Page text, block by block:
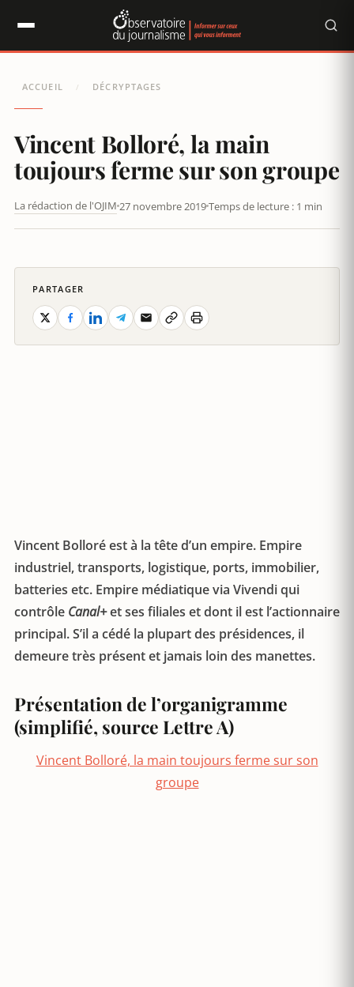
ACCUEIL / DÉCRYPTAGES
Vincent Bolloré, la main
toujours ferme sur son groupe
La rédaction de l'OJIM 27 novembre 2019Temps de lecture : 1 min
Vincent Bolloré est à la tête d’un empire. Empire
industriel, transports, logistique, ports, immobilier,
batteries etc. Empire médiatique via Vivendi qui
contrôle Canal+et ses filiales et dont il est l’actionnaire
principal. S’il a cédé la plupart des présidences, il
demeure très présent et jamais loin des manettes.
Présentation de l’organigramme
(simplifié, source Lettre A)
Vincent Bolloré, la main toujours ferme sur son
groupe
PARTAGER
Panneau de gestion des cookies